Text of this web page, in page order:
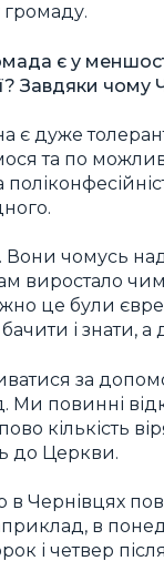
є у
Завдяки чому
є дуже
та по
Вони чомусь
виростало
це були
і знати, а
за
д. Ми повинні
кількість
до Церкви.
Чернівцях
в
і четвер